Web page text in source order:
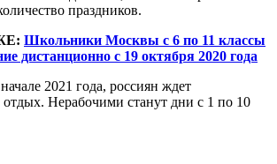
праздников.
Школьники Москвы с 6 по 11 классы
дистанционно с 19 октября 2020 года
2021 года, россиян ждет
Нерабочими станут дни с 1 по 10